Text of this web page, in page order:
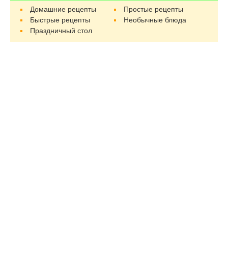
Домашние рецепты
Простые рецепты
Быстрые рецепты
Необычные блюда
Праздничный стол